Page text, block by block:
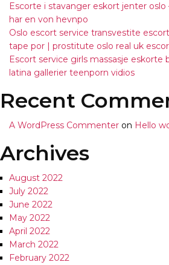
Escorte i stavanger eskort jenter
har en von hevnpo
Oslo escort service transvestite
tape por | prostitute oslo real uk
Escort service girls massasje eskorte
latina gallerier teenporn vidios
Recent
A WordPress Commenter on Hello
Archives
August 2022
July 2022
June 2022
May 2022
April 2022
March 2022
February 2022